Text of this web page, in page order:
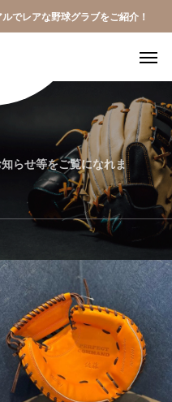
でレアな野球グラブをご紹介！
らせ等をご覧になれま